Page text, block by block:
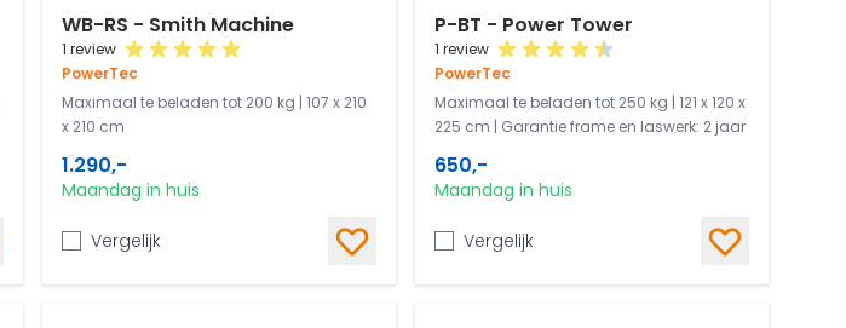
1 review
WB-RS - Smith Machine
PowerTec
Maximaal te beladen tot 200 kg | 107 x 210
x 210 cm
1.290,-
Maandag in huis
Vergelijk
1 review
P-BT - Power Tower
PowerTec
Maximaal te beladen tot 250 kg | 121 x 120 x
225 cm | Garantie frame en laswerk: 2 jaar
650,-
Maandag in huis
Vergelijk